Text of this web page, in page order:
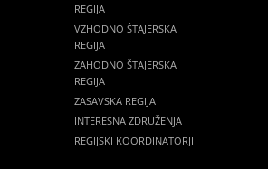
REGIJA
VZHODNO ŠTAJERSKA
REGIJA
ZAHODNO ŠTAJERSKA
REGIJA
ZASAVSKA REGIJA
INTERESNA ZDRUŽENJA
REGIJSKI KOORDINATORJI